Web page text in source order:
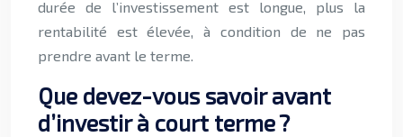
durée de l’investissement est longue, plus la
rentabilité est élevée, à condition de ne pas
prendre avant le terme.
Que devez-vous savoir avant
d’investir à court terme ?